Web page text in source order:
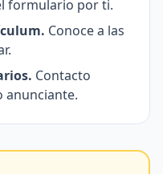
formulario por ti.
Conoce a las
Contacto
anunciante.